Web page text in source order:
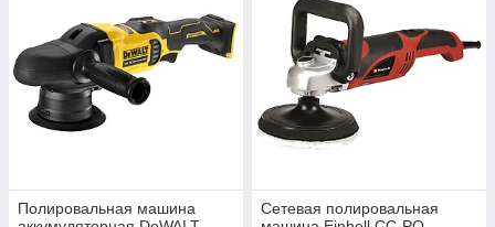
Полировальная машина
Сетевая полировальная